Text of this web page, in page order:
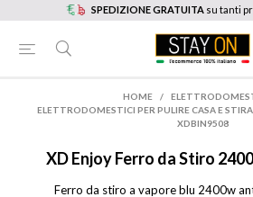
SPEDIZIONE GRATUITA su tanti
HOME /
ELETTRODOMESTICI PER PULIRE CASA E
XDBIN9508
XD Enjoy Ferro da Stiro
Ferro da stiro a vapore blu 2400w